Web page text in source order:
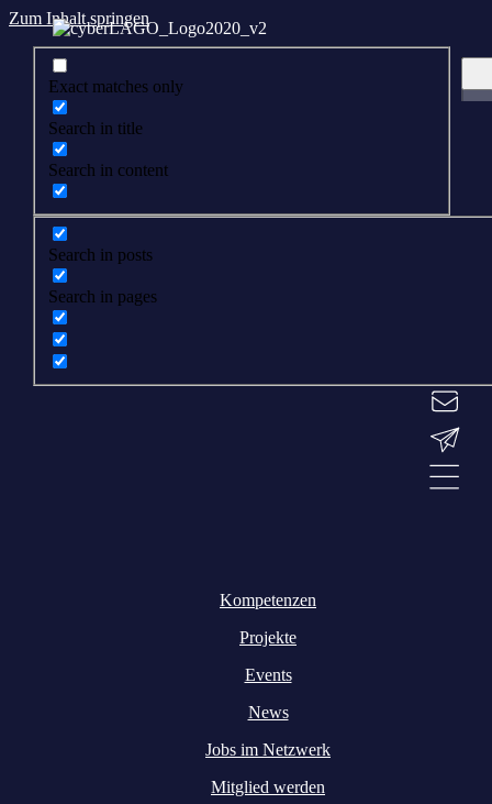
Zum Inhalt springen
Exact matches only
Search in title
Search in content
Search in posts
Search in pages
Kompetenzen
Projekte
Events
News
Jobs im Netzwerk
Mitglied werden